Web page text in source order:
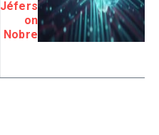
Jéfers
on
Nobre